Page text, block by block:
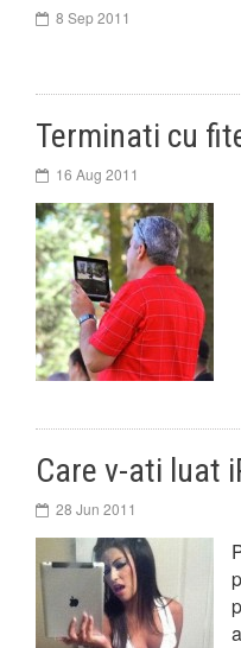
8 Sep 2011
Terminati cu
16 Aug 2011
Care v-ati luat
28 Jun 2011